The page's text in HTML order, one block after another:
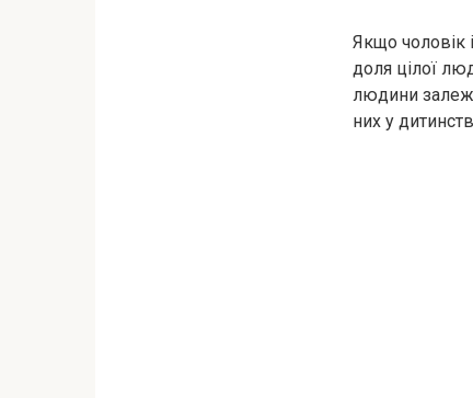
Якщо чоловік
доля цілої
людини
них у